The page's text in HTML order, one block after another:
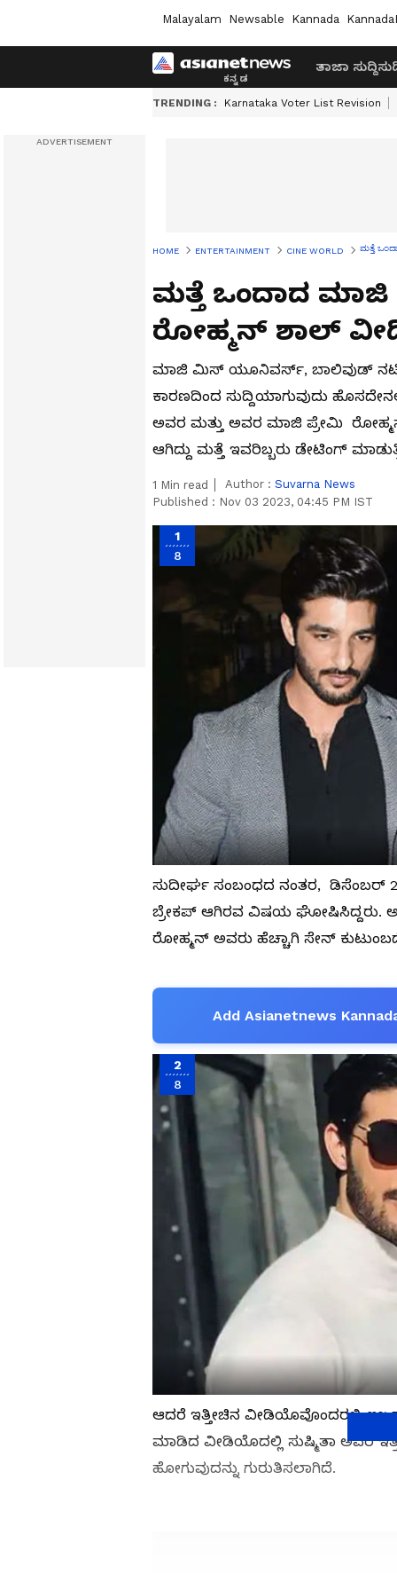
Malayalam Newsable Kannada
ತಾಜಾ ಸುದ್ದಿ
TRENDING : Karnataka Voter List Revision
HOME ENTERTAINMENT CINE WORLD ಮತ್ತೆ
ಮತ್ತೆ ಒಂದಾದ ಮಾಜಿ
ರೋಹ್ಮನ್ ಶಾಲ್
ಮಾಜಿ ಮಿಸ್ ಯೂನಿವರ್ಸ್‌, ಬಾಲಿವುಡ್ ನಟಿ
ಕಾರಣದಿಂದ ಸುದ್ದಿಯಾಗುವುದು
ಅವರ ಮತ್ತು ಅವರ ಮಾಜಿ ಪ್ರೇಮಿ
ಆಗಿದ್ದು ಮತ್ತೆ ಇವರಿಬ್ಬರು ಡೇಟಿಂಗ್‌
1 Min read Author : Suvarna News
Published : Nov 03 2023, 04:45 PM IST
1
8
ಸುದೀರ್ಘ ಸಂಬಂಧದ ನಂತರ, ಡಿಸೆಂಬರ್
ಬ್ರೇಕಪ್‌ ಆಗಿರವ ವಿಷಯ ಘೋಷಿಸಿದ್ದರು.
ರೋಹ್ಮನ್ ಅವರು ಹೆಚ್ಚಾಗಿ ಸೇನ್
Add Asianetnews
2
8
ಆದರೆ ಇತ್ತೀಚಿನ ವೀಡಿಯೊವೊಂದರಲ್ಲಿ
ಮಾಡಿದ ವೀಡಿಯೊದಲ್ಲಿ ಸುಷ್ಮಿತಾ ಅವರ
ಹೋಗುವುದನ್ನು ಗುರುತಿಸಲಾಗಿದೆ.